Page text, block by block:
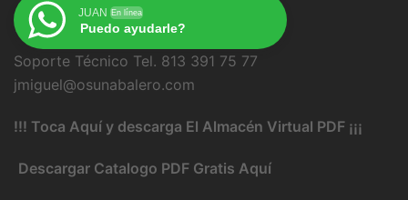
JUAN En línea
Puedo ayudarle?
Soporte Técnico Tel. 813 391 75 77
jmiguel@osunabalero.com
!!! Toca Aquí y descarga El Almacén Virtual PDF ¡¡¡
Descargar Catalogo PDF Gratis Aquí